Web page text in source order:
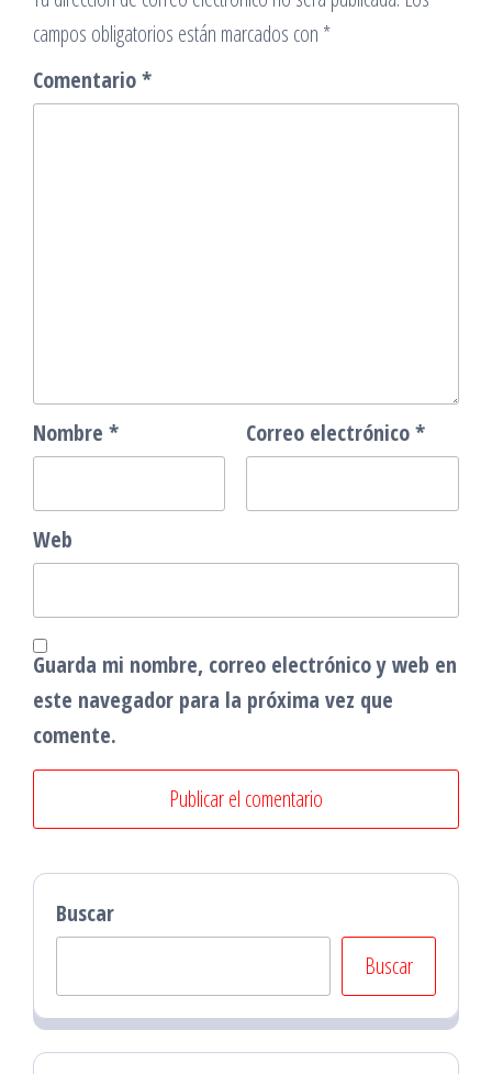
campos obligatorios están marcados con *
Comentario*
Nombre * Correo electrónico*
Web
Guarda mi nombre, correo electrónico y web en
este navegador para la próxima vez que
comente.
Buscar
Buscar